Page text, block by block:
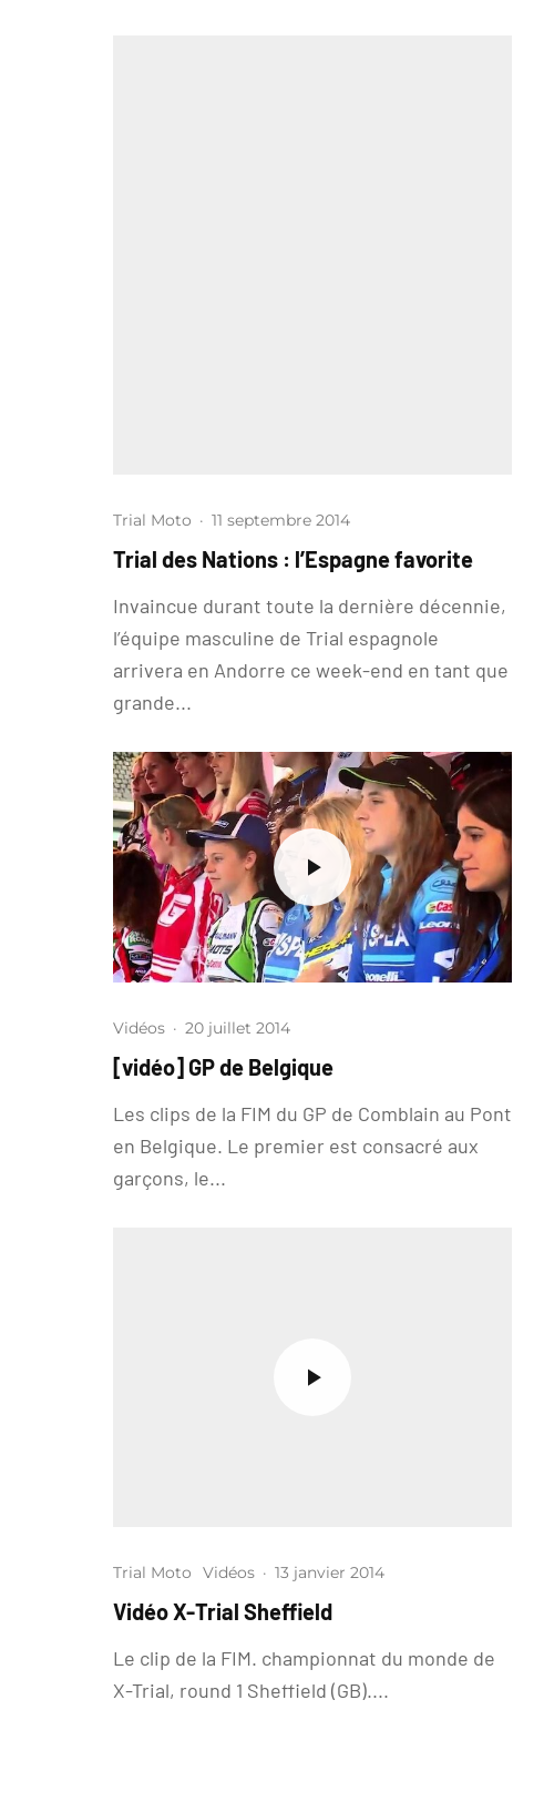
Trial Moto · 11 septembre 2014
Trial des Nations : l’Espagne favorite
Invaincue durant toute la dernière décennie,
l’équipe masculine de Trial espagnole
arrivera en Andorre ce week-end en tant que
grande...
Vidéos · 20 juillet 2014
[vidéo] GP de Belgique
Les clips de la FIM du GP de Comblain au Pont
en Belgique. Le premier est consacré aux
garçons, le...
Trial Moto Vidéos · 13 janvier 2014
Vidéo X-Trial Sheffield
Le clip de la FIM. championnat du monde de
X-Trial, round 1 Sheffield (GB)....